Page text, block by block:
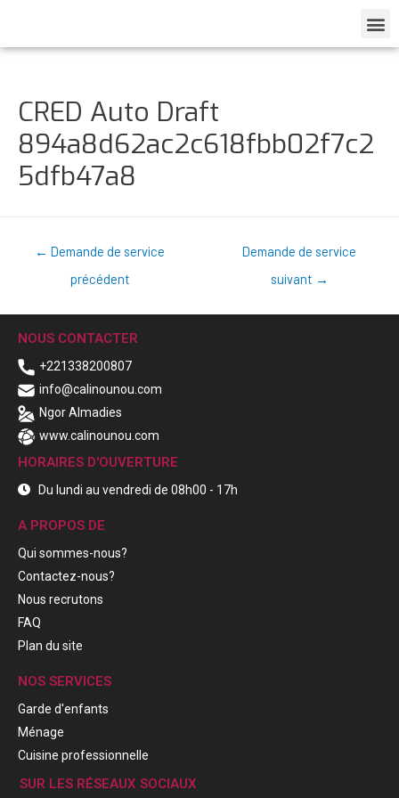
CRED Auto Draft
894a8d62ac2c618fbb02f7c2
5dfb47a8
← Demande de service
précédent
Demande de service
suivant →
NOUS CONTACTER
+221338200807
info@calinounou.com
Ngor Almadies
www.calinounou.com
HORAIRES D'OUVERTURE
Du lundi au vendredi de 08h00 - 17h
A PROPOS DE
Qui sommes-nous?
Contactez-nous?
Nous recrutons
FAQ
Plan du site
NOS SERVICES
Garde d'enfants
Ménage
Cuisine professionnelle
SUR LES RÉSEAUX SOCIAUX